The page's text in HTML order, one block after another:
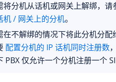
将分机从话机或网关上解绑，
机 / 网关上的分机。
在不解绑的情况下将此分机分配
配置分机的 IP 话机同时注册数
PBX 仅允许一个分机注册一个